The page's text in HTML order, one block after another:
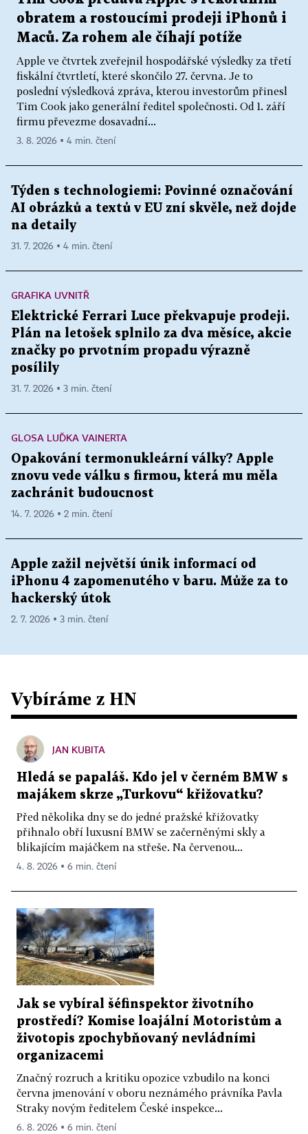
obratem a rostoucími prodeji iPhonů i
Maců. Za rohem ale číhají potíže
Apple ve čtvrtek zveřejnil hospodářské výsledky za třetí
fiskální čtvrtletí, které skončilo 27. června. Je to
poslední výsledková zpráva, kterou investorům přinesl
Tim Cook jako generální ředitel společnosti. Od 1. září
firmu převezme dosavadní...
3. 8. 2026 ▪ 4 min. čtení
Týden s technologiemi: Povinné označování
AI obrázků a textů v EU zní skvěle, než dojde
na detaily
31. 7. 2026 ▪ 4 min. čtení
GRAFIKA UVNITŘ
Elektrické Ferrari Luce překvapuje prodeji.
Plán na letošek splnilo za dva měsíce, akcie
značky po prvotním propadu výrazně
posílily
31. 7. 2026 ▪ 3 min. čtení
GLOSA LUĎKA VAINERTA
Opakování termonukleární války? Apple
znovu vede válku s firmou, která mu měla
zachránit budoucnost
14. 7. 2026 ▪ 2 min. čtení
Apple zažil největší únik informací od
iPhonu 4 zapomenutého v baru. Může za to
hackerský útok
2. 7. 2026 ▪ 3 min. čtení
Vybíráme z HN
JAN KUBITA
Hledá se papaláš. Kdo jel v černém BMW s
majákem skrze „Turkovu“ křižovatku?
Před několika dny se do jedné pražské křižovatky
přihnalo obří luxusní BMW se začerněnými skly a
blikajícím majáčkem na střeše. Na červenou...
4. 8. 2026 ▪ 6 min. čtení
Jak se vybíral šéfinspektor životního
prostředí? Komise loajální Motoristům a
životopis zpochybňovaný nevládními
organizacemi
Značný rozruch a kritiku opozice vzbudilo na konci
června jmenování v oboru neznámého právníka Pavla
Straky novým ředitelem České inspekce...
6. 8. 2026 ▪ 6 min. čtení